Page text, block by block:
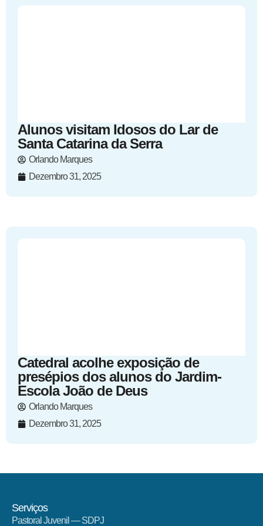
Alunos visitam Idosos do Lar de
Santa Catarina da Serra
Orlando Marques
Dezembro 31, 2025
Catedral acolhe exposição de
presépios dos alunos do Jardim-
Escola João de Deus
Orlando Marques
Dezembro 31, 2025
Serviços
Pastoral Juvenil — SDPJ